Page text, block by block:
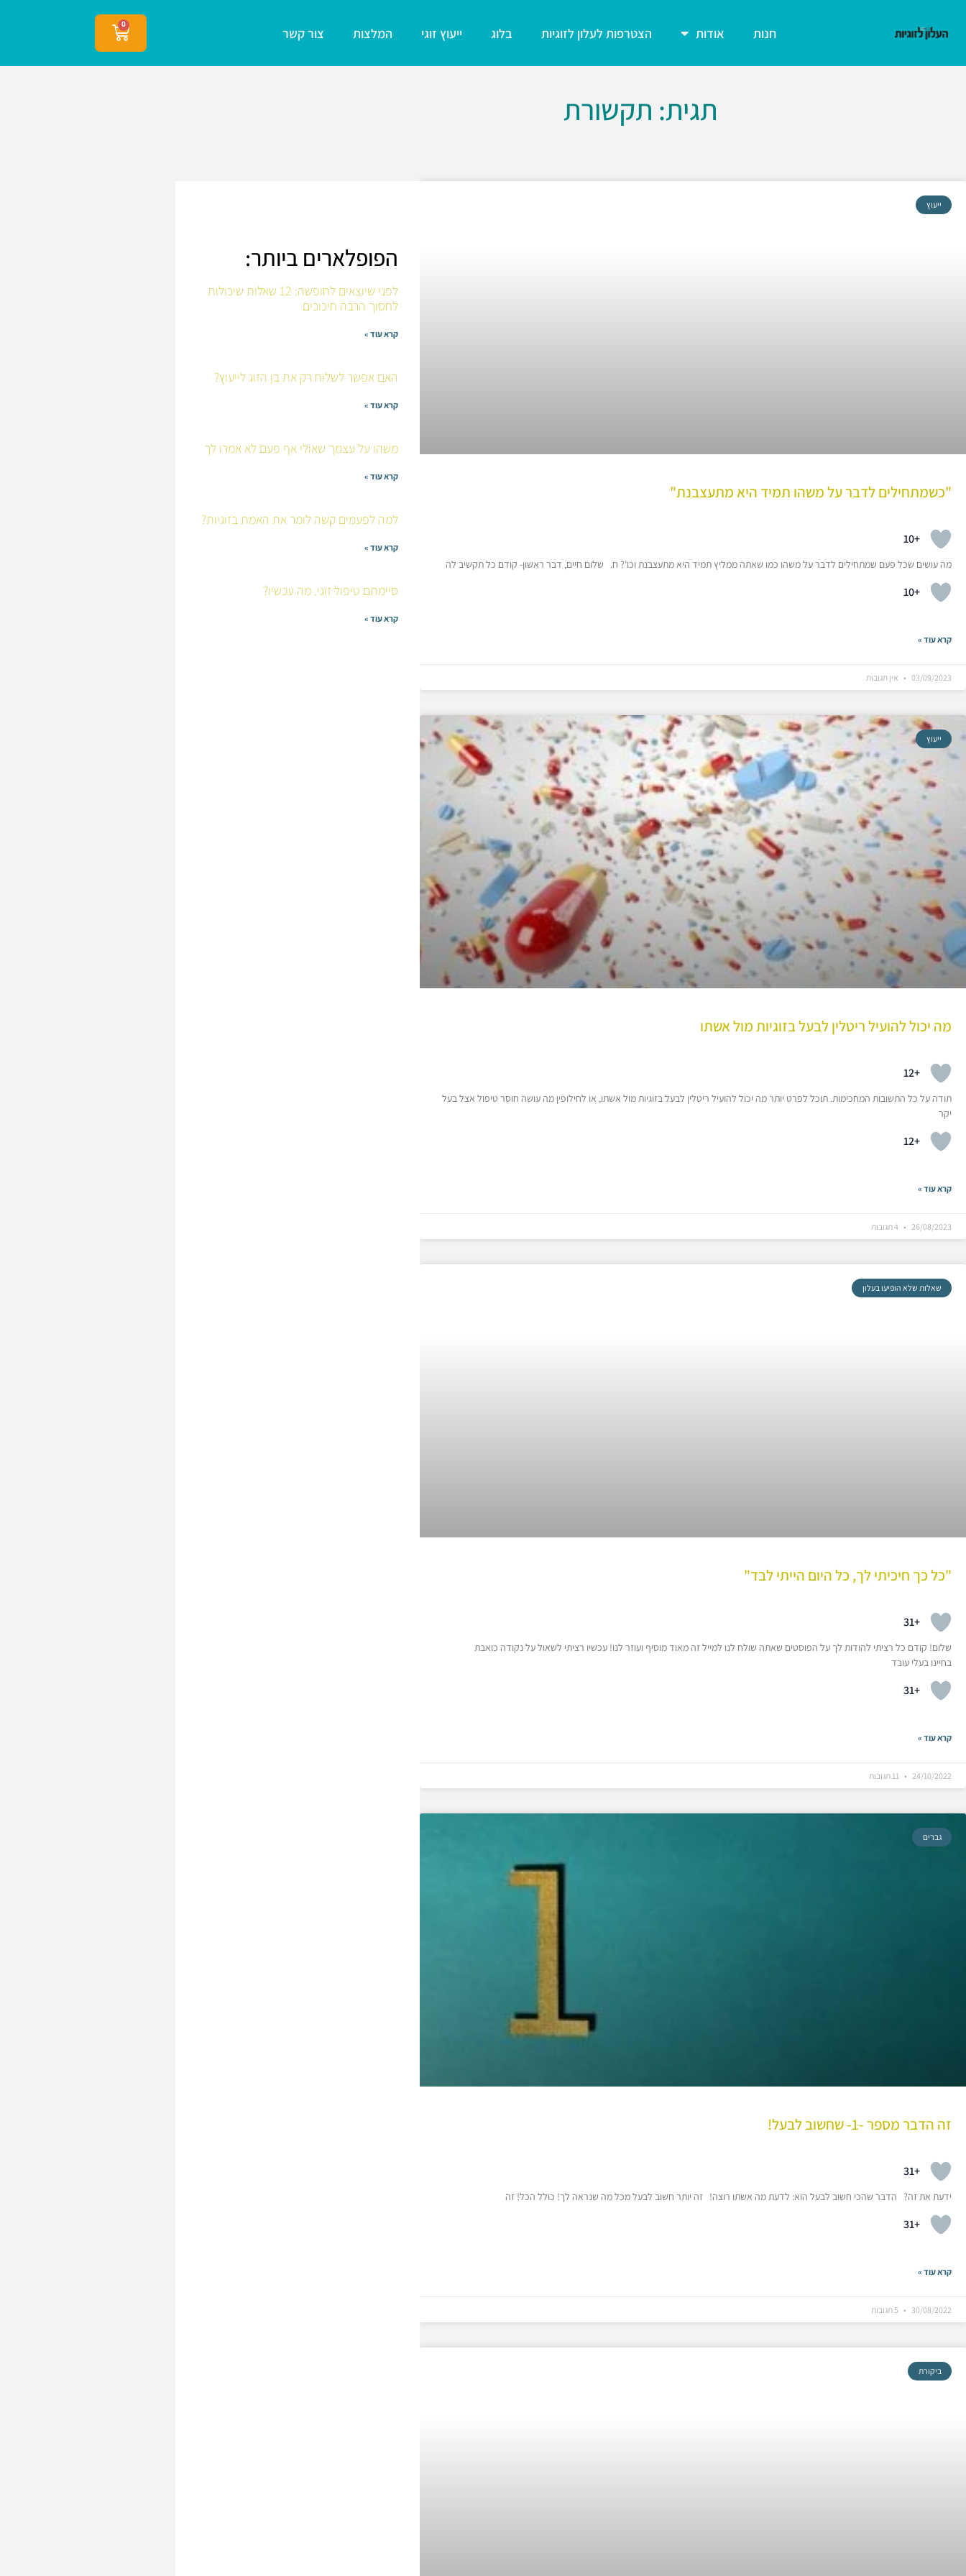
חנות אודות הצטרפות לעלון לזוגיות בלוג ייעוץ זוגי המלצות צור קשר
0
תגית: תקשורת
ייעוץ
"כשמתחילים לדבר על משהו תמיד היא מתעצבנת"
+10
מה עושים שכל פעם שמתחילים לדבר על משהו כמו שאתה ממליץ תמיד היא מתעצבנת וכו'? ח. שלום חיים, דבר ראשון- קודם כל תקשיב לה
+10
קרא עוד »
03/09/2023 אין תגובות
ייעוץ
מה יכול להועיל ריטלין לבעל בזוגיות מול אשתו
+12
תודה על כל התשובות המחכימות. תוכל לפרט יותר מה יכול להועיל ריטלין לבעל בזוגיות מול אשתו, או לחילופין מה עושה חוסר טיפול אצל בעל
יקר
+12
קרא עוד »
26/08/2023
שאלות שלא הופיעו בעלון
"כל כך חיכיתי לך, כל היום הייתי לבד"
+31
שלום! קודם כל רציתי להודות לך על הפוסטים שאתה שולח לנו למייל זה מאוד מוסיף ועוזר לנו! עכשיו רציתי לשאול על נקודה כואבת
בחיינו בעלי עובד
+31
קרא עוד »
24/10/2022
גברים
זה הדבר מספר -1- שחשוב לבעל!
+31
ידעת את זה? הדבר שהכי חשוב לבעל הוא: לדעת מה אשתו רוצה! זה יותר חשוב לבעל מכל מה שנראה לך! כולל הכל! זה
+31
קרא עוד »
30/08/2022
ביקורת
הפופלארים ביותר:
לפני שיוצאים לחופשה: 12 שאלות שיכולות
לחסוך הרבה חיכוכים
קרא עוד »
האם אפשר לשלוח רק את בן הזוג לייעוץ?
קרא עוד »
משהו על עצמך שאולי אף פעם לא אמרו לך
קרא עוד »
למה לפעמים קשה לומר את האמת בזוגיות?
קרא עוד »
סיימתם טיפול זוגי. מה עכשיו?
קרא עוד »